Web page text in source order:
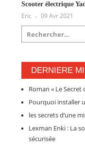
Scooter électrique
Eric 09 Avr 2021
DERNIERE
Roman « Le Secret
Pourquoi installer
les secrets d’une
Lexman Enki : La
sécurisée